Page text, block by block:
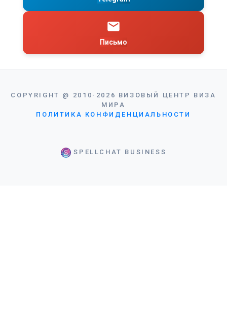
Письмо
COPYRIGHT @ 2010-2026 ВИЗОВЫЙ ЦЕНТР ВИЗА
МИРА
ПОЛИТИКА КОНФИДЕНЦИАЛЬНОСТИ
SPELLCHAT BUSINESS